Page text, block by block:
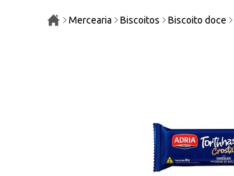
Mercearia Biscoitos Biscoito doce